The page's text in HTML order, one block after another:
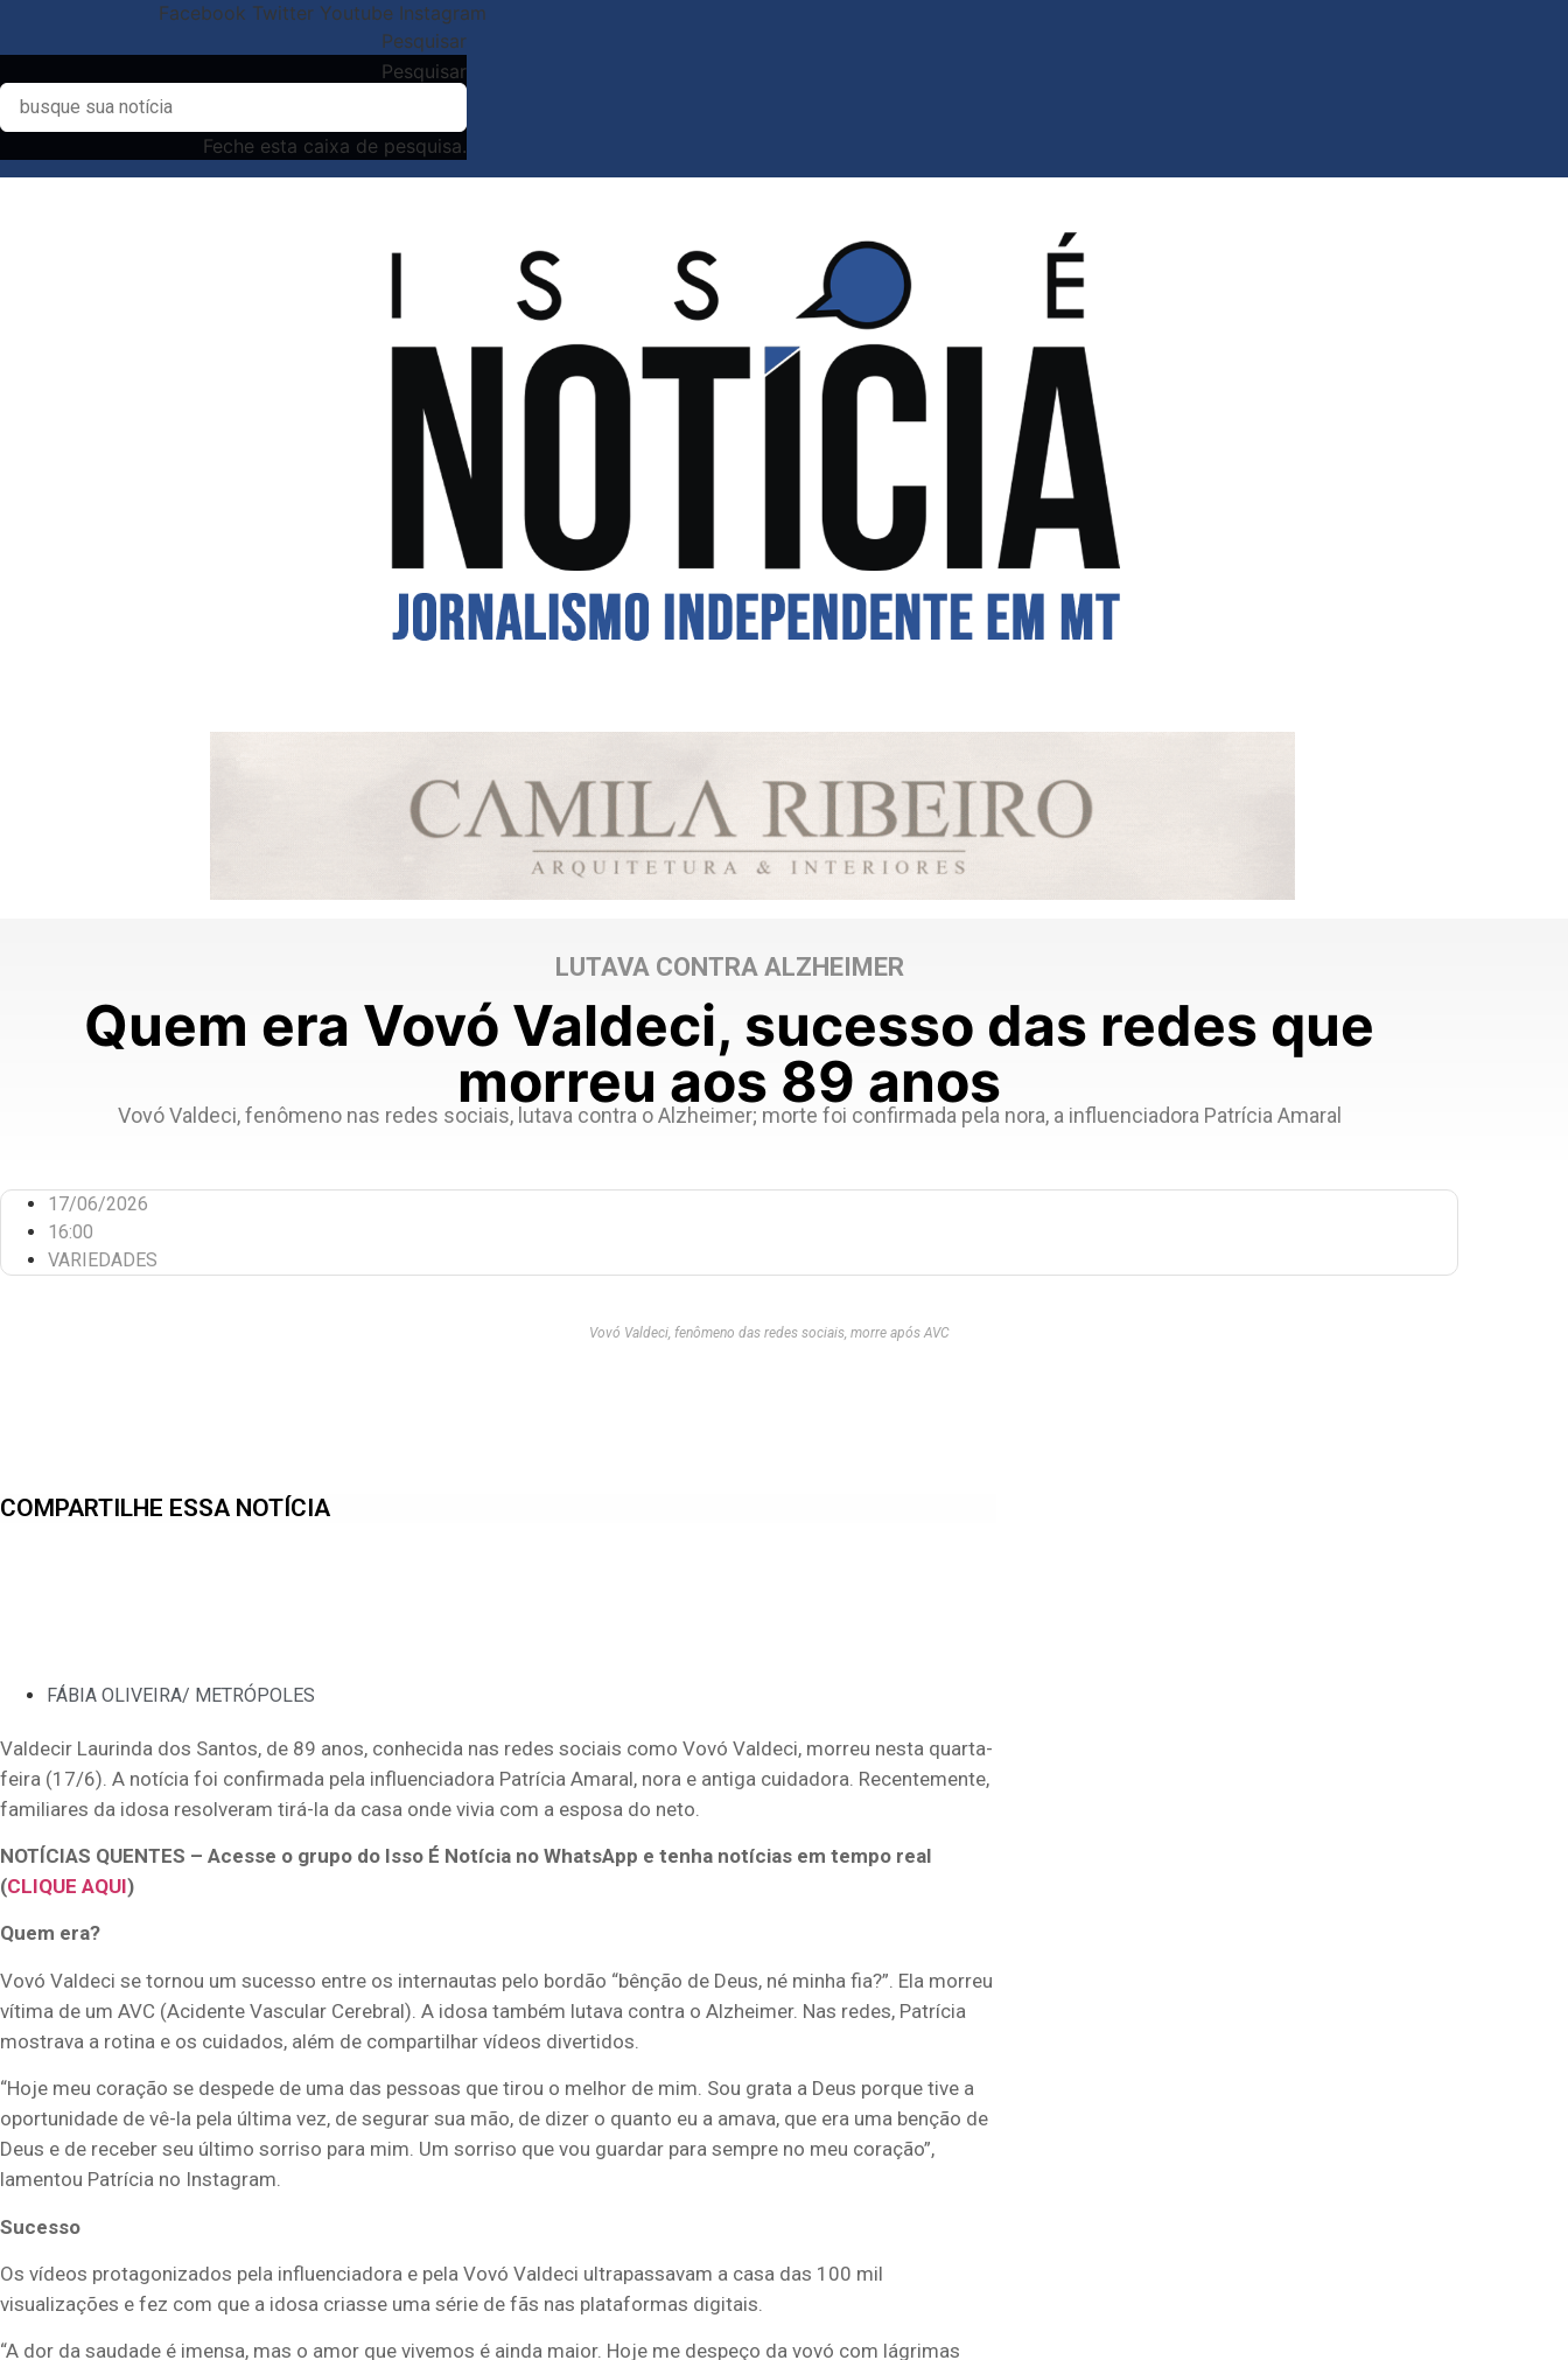
Facebook Twitter Youtube Instagram
Pesquisar
Pesquisar
Feche esta caixa de pesquisa.
LUTAVA CONTRA ALZHEIMER
Quem era Vovó Valdeci, sucesso das redes que
morreu aos 89 anos
Vovó Valdeci, fenômeno nas redes sociais, lutava contra o Alzheimer; morte foi confirmada pela nora, a influenciadora Patrícia Amaral
17/06/2026
16:00
VARIEDADES
Vovó Valdeci, fenômeno das redes sociais, morre após AVC
COMPARTILHE ESSA NOTÍCIA
FÁBIA OLIVEIRA/ METRÓPOLES
Valdecir Laurinda dos Santos, de 89 anos, conhecida nas redes sociais como Vovó Valdeci, morreu nesta quarta-
feira (17/6). A notícia foi confirmada pela influenciadora Patrícia Amaral, nora e antiga cuidadora. Recentemente,
familiares da idosa resolveram tirá-la da casa onde vivia com a esposa do neto.
NOTÍCIAS QUENTES – Acesse o grupo do Isso É Notícia no WhatsApp e tenha notícias em tempo real
(CLIQUE AQUI)
Quem era?
Vovó Valdeci se tornou um sucesso entre os internautas pelo bordão “bênção de Deus, né minha fia?”. Ela morreu
vítima de um AVC (Acidente Vascular Cerebral). A idosa também lutava contra o Alzheimer. Nas redes, Patrícia
mostrava a rotina e os cuidados, além de compartilhar vídeos divertidos.
“Hoje meu coração se despede de uma das pessoas que tirou o melhor de mim. Sou grata a Deus porque tive a
oportunidade de vê-la pela última vez, de segurar sua mão, de dizer o quanto eu a amava, que era uma benção de
Deus e de receber seu último sorriso para mim. Um sorriso que vou guardar para sempre no meu coração”,
lamentou Patrícia no Instagram.
Sucesso
Os vídeos protagonizados pela influenciadora e pela Vovó Valdeci ultrapassavam a casa das 100 mil
visualizações e fez com que a idosa criasse uma série de fãs nas plataformas digitais.
“A dor da saudade é imensa, mas o amor que vivemos é ainda maior. Hoje me despeço da vovó com lágrimas